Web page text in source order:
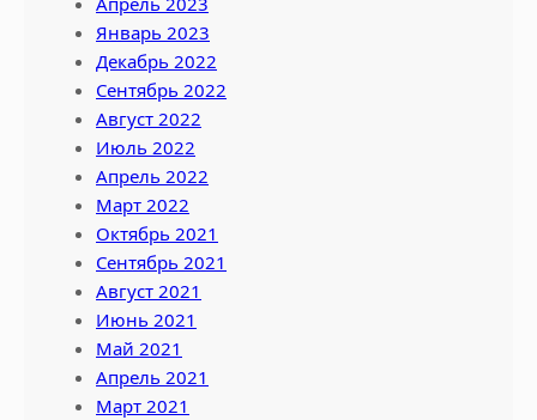
Январь 2023
Декабрь 2022
Сентябрь 2022
Август 2022
Июль 2022
Апрель 2022
Март 2022
Октябрь 2021
Сентябрь 2021
Август 2021
Июнь 2021
Май 2021
Апрель 2021
Март 2021